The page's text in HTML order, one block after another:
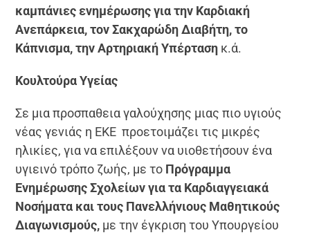
καμπάνιες ενημέρωσης για την Καρδιακή
Ανεπάρκεια, τον Σακχαρώδη Διαβήτη, το
Κάπνισμα, την Αρτηριακή Υπέρταση κ.ά.
Κουλτούρα Υγείας
Σε μια προσπαθεια γαλούχησης μιας πιο υγιούς
νέας γενιάς η ΕΚΕ προετοιμάζει τις μικρές
ηλικίες, για να επιλέξουν να υιοθετήσουν ένα
υγιεινό τρόπο ζωής, με το Πρόγραμμα
Ενημέρωσης Σχολείων για τα Καρδιαγγειακά
Νοσήματα και τους Πανελλήνιους Μαθητικούς
Διαγωνισμούς, με την έγκριση του Υπουργείου